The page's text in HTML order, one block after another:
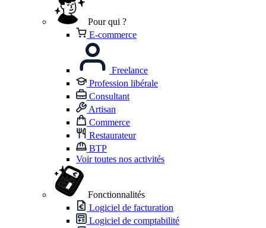
Pour qui ?
E-commerce
Freelance
Profession libérale
Consultant
Artisan
Commerce
Restaurateur
BTP
Voir toutes nos activités
Fonctionnalités
Logiciel de facturation
Logiciel de comptabilité